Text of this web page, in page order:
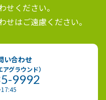
せください。
はご遠慮ください。
い合わせ
グラウンド）
9992